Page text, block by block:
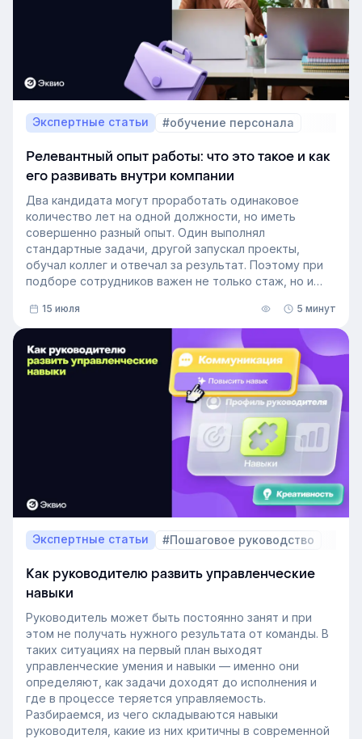
Экспертные статьи #обучение персонала
Релевантный опыт работы: что это такое и как
его развивать внутри компании
Два кандидата могут проработать одинаковое
количество лет на одной должности, но иметь
совершенно разный опыт. Один выполнял
стандартные задачи, другой запускал проекты,
обучал коллег и отвечал за результат. Поэтому при
подборе сотрудников важен не только стаж, но и
В этой статье разберём, релевантный опыт работы
— что это на практике, как оценивать его при найме
и внутренних переводах, почему не всегда стоит
искать полностью готовых специалистов и как
развивать нужные компетенции внутри компании.
15 июля 5 минут
Экспертные статьи #Пошаговое руководство
Как руководителю развить управленческие
навыки
Руководитель может быть постоянно занят и при
этом не получать нужного результата от команды. В
таких ситуациях на первый план выходят
управленческие умения и навыки — именно они
определяют, как задачи доходят до исполнения и
где в процессе теряется управляемость.
Разбираемся, из чего складываются навыки
руководителя, какие из них критичны в современной